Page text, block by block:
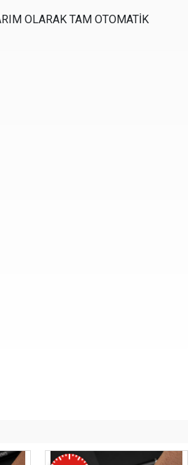
OLARAK TAM OTOMATİK